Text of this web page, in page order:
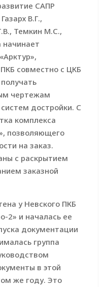
САПР
В.Г.,
Темкин М.С.,
начинает
совместно с ЦКБ
чертежам
достройки. C
комплекса
позволяющего
на заказ.
с раскрытием
заказной
у Невского ПКБ
2» и началась ее
документации
группа
в этой
же году. Это